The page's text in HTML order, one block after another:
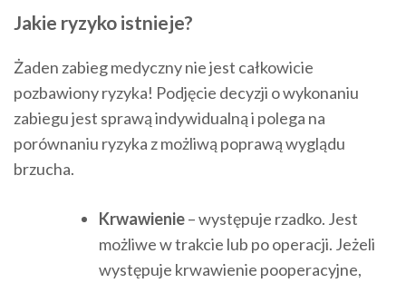
Jakie ryzyko istnieje?
Żaden zabieg medyczny nie jest całkowicie
pozbawiony ryzyka! Podjęcie decyzji o wykonaniu
zabiegu jest sprawą indywidualną i polega na
porównaniu ryzyka z możliwą poprawą wyglądu
brzucha.
Krwawienie– występuje rzadko. Jest
możliwe w trakcie lub po operacji. Jeżeli
występuje krwawienie pooperacyjne,